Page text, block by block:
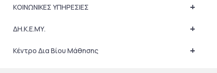
+
ΚΟΙΝΩΝΙΚΕΣ ΥΠΗΡΕΣΙΕΣ
+
ΔΗ.Κ.Ε.ΜΥ.
+
Κέντρο Δια Βίου Μάθησης